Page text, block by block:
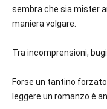
sembra che sia mister
maniera volgare.
Tra incomprensioni,
Forse un tantino
leggere un romanzo è